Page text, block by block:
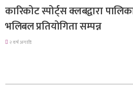
कारिकोट स्पोर्ट्स क्लबद्वारा
भलिबल प्रतियोगिता सम्पन्न
२ वर्ष अगाडि